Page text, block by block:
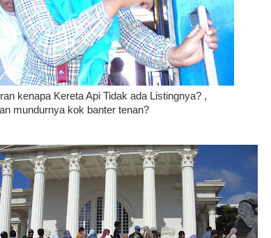
kenapa Kereta Api Tidak ada Listingnya? ,
mundurnya kok banter tenan?